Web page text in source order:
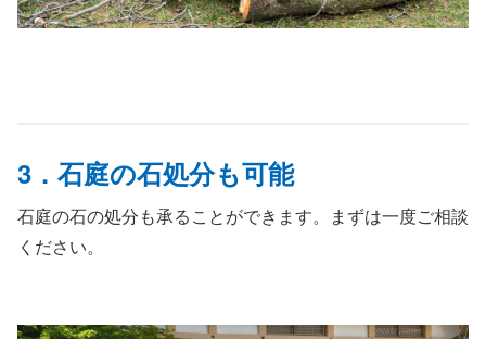
3．石庭の石処分も可能
石庭の石の処分も承ることができます。まずは一度ご相談
ください。